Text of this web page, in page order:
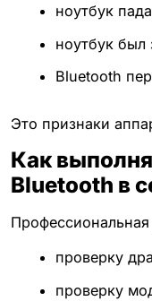
ноутбук
ноутбук был
Bluetooth
Это признаки
Как
Bluetooth в
проверку
проверку